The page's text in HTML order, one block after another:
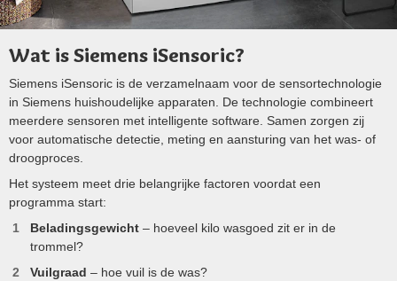
Wat is Siemens iSensoric?
Siemens iSensoric is de verzamelnaam voor de sensortechnologie
in Siemens huishoudelijke apparaten. De technologie combineert
meerdere sensoren met intelligente software. Samen zorgen zij
voor automatische detectie, meting en aansturing van het was- of
droogproces.
Het systeem meet drie belangrijke factoren voordat een
programma start:
Beladingsgewicht – hoeveel kilo wasgoed zit er in de
trommel?
Vuilgraad – hoe vuil is de was?